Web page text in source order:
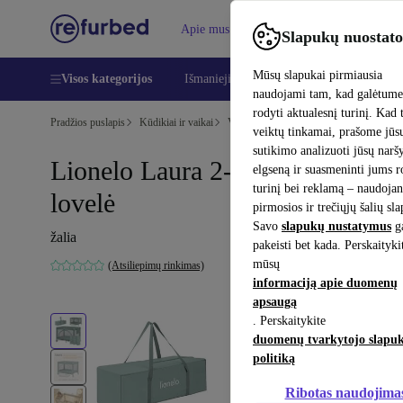
Slapukų
Mūsų slapukai pirmiausia
naudojami tam, kad
rodyti aktualesnį turinį. Kad
veiktų tinkamai, prašome
sutikimo analizuoti jūsų
elgseną ir suasmeninti jums
turinį bei reklamą –
pirmosios ir trečiųjų šalių
Savo slapukų nustatymus
pakeisti bet kada.
mūsų
informaciją apie duomenų
apsaugą
. Perskaitykite
duomenų tvarkytojo
politiką
Ribotas
Apie mus Pagalba
Visos kategorijos Išmanieji telefonai Nešiojamieji
Pradžios puslapis Kūdikiai ir vaikai Vaikų lovelės
Lionelo Laura 2-į-1 kelioninė
lovelė
žalia
(Atsiliepimų rinkimas)